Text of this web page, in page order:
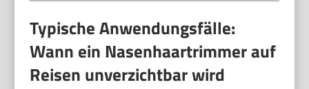
Typische Anwendungsfälle:
Wann ein Nasenhaartrimmer auf
Reisen unverzichtbar wird